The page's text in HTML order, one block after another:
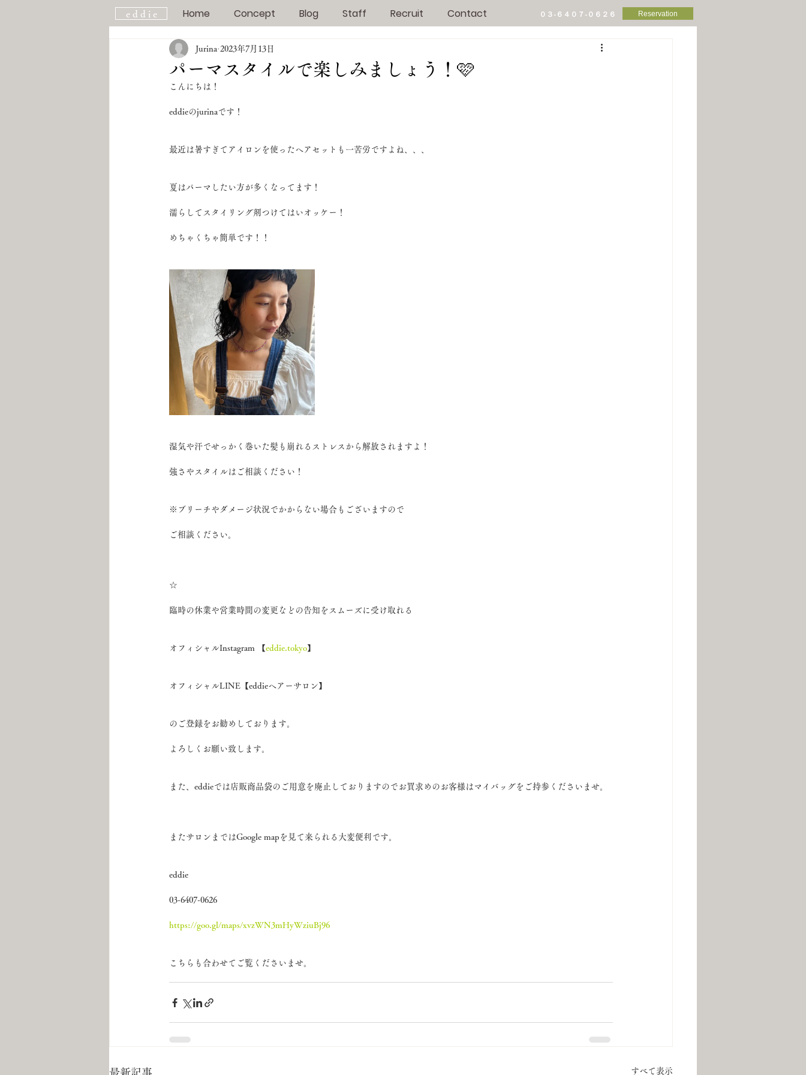
e d d i e Home Concept Blog Staff Recruit Contact ０３-６４０７-０６２６ Reservation
パーマスタイルで楽しみましょう！🩷
Jurina 2023年7月13日
こんにちは！
eddieのjurinaです！
最近は暑すぎてアイロンを使ったヘアセットも一苦労ですよね、、、
夏はパーマしたい方が多くなってます！
濡らしてスタイリング剤つけてはいオッケー！
めちゃくちゃ簡単です！！
湿気や汗でせっかく巻いた髪も崩れるストレスから解放されますよ！
強さやスタイルはご相談ください！
※ブリーチやダメージ状況でかからない場合もございますので
ご相談ください。
☆
臨時の休業や営業時間の変更などの告知をスムーズに受け取れる
オフィシャルInstagram 【eddie.tokyo】
オフィシャルLINE【eddieヘアーサロン】
のご登録をお勧めしております。
よろしくお願い致します。
また、eddieでは店販商品袋のご用意を廃止しておりますのでお買求めのお客様はマイバッグをご持参くださいませ。
またサロンまではGoogle mapを見て来られる大変便利です。
eddie
03-6407-0626
https://goo.gl/maps/xvzWN3mHyWziuBj96
こちらも合わせてご覧くださいませ。
最新記事 すべて表示